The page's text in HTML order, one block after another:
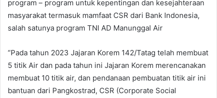
program – program untuk kepentingan dan kesejahteraan
masyarakat termasuk mamfaat CSR dari Bank Indonesia,
salah satunya program TNI AD Manunggal Air
“Pada tahun 2023 Jajaran Korem 142/Tatag telah membuat
5 titik Air dan pada tahun ini Jajaran Korem merencanakan
membuat 10 titik air, dan pendanaan pembuatan titik air ini
bantuan dari Pangkostrad, CSR (Corporate Social